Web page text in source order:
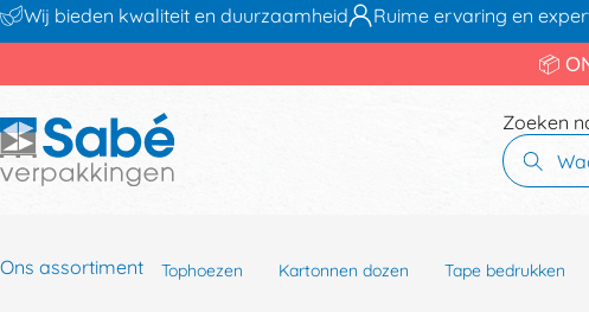
Wij bieden kwaliteit en duurzaamheid Ruime ervaring en
📦
Zoeken
Ons assortiment Tophoezen Kartonnen dozen Tape bedrukken